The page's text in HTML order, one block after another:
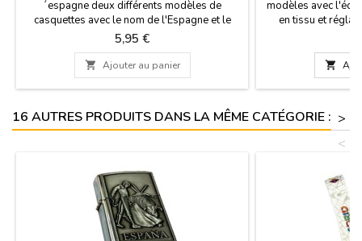
´espagne deux différents modèles de
casquettes avec le nom de l'Espagne et le
drapeau Espagne. Unisexe. Une taille unique.
Prix
5,95 €
 Ajouter au panier
modèles avec
en tissu et
équipes au monde

16 AUTRES PRODUITS DANS LA MÊME CATÉGORIE : >
<